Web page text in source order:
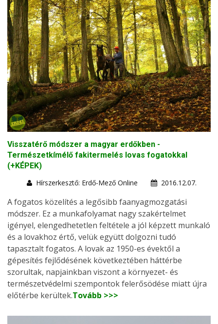
Visszatérő módszer a magyar erdőkben -
Természetkímélő fakitermelés lovas fogatokkal
(+KÉPEK)
Hírszerkesztő: Erdő-Mező Online
2016.12.07.
A fogatos közelítés a legősibb faanyagmozgatási
módszer. Ez a munkafolyamat nagy szakértelmet
igényel, elengedhetetlen feltétele a jól képzett munkaló
és a lovakhoz értő, velük együtt dolgozni tudó
tapasztalt fogatos. A lovak az 1950-es évektől a
gépesítés fejlődésének következtében háttérbe
szorultak, napjainkban viszont a környezet- és
természetvédelmi szempontok felerősödése miatt újra
előtérbe kerültek.Tovább >>>